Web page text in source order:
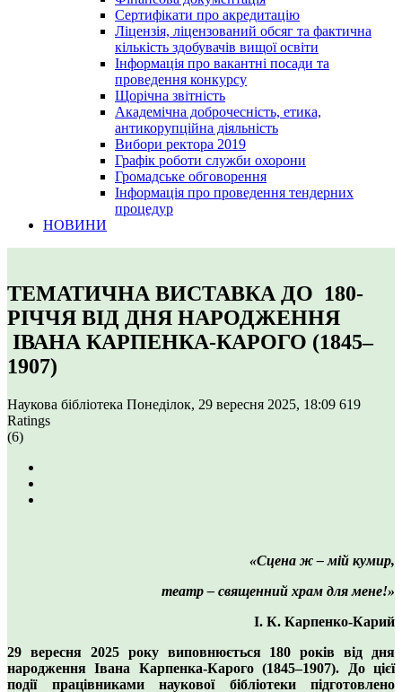
Сертифікати про акредитацію
Ліцензія, ліцензований обсяг та фактична
кількість здобувачів вищої освіти
Інформація про вакантні посади та
проведення конкурсу
Щорічна звітність
Академічна доброчесність, етика,
антикорупційна діяльність
Вибори ректора 2019
Графік роботи служби охорони
Громадське обговорення
Інформація про проведення тендерних
процедур
НОВИНИ
ТЕМАТИЧНА ВИСТАВКА ДО 180-
РІЧЧЯ ВІД ДНЯ НАРОДЖЕННЯ
ІВАНА КАРПЕНКА-КАРОГО (1845–
1907)
Наукова бібліотека Понеділок, 29 вересня 2025, 18:09 619
Ratings
(6)
«Сцена ж – мій кумир,
театр – священний храм для мене!»
І. К. Карпенко-Карий
29 вересня 2025 року виповнюється 180 років від дня
народження Івана Карпенка-Карого (1845–1907). До цієї
події працівниками наукової бібліотеки підготовлено